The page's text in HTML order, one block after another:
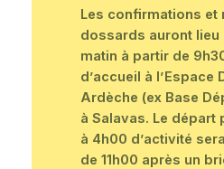
Les confirmations et
dossards auront lieu
matin à partir de
d’accueil à l’Espace
Ardèche (ex Base
à Salavas. Le départ
à 4h00 d’activité
de 11h00 après un